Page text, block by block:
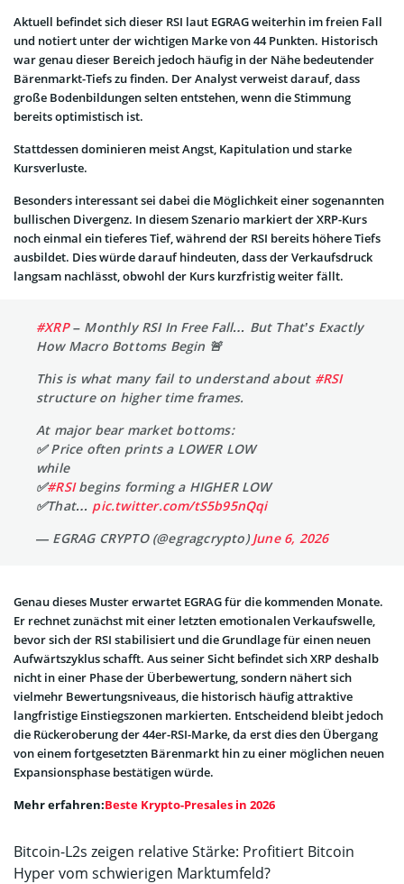
Aktuell befindet sich dieser RSI laut EGRAG weiterhin im freien Fall
und notiert unter der wichtigen Marke von 44 Punkten. Historisch
war genau dieser Bereich jedoch häufig in der Nähe bedeutender
Bärenmarkt-Tiefs zu finden. Der Analyst verweist darauf, dass
große Bodenbildungen selten entstehen, wenn die Stimmung
bereits optimistisch ist.
Stattdessen dominieren meist Angst, Kapitulation und starke
Kursverluste.
Besonders interessant sei dabei die Möglichkeit einer sogenannten
bullischen Divergenz. In diesem Szenario markiert der XRP-Kurs
noch einmal ein tieferes Tief, während der RSI bereits höhere Tiefs
ausbildet. Dies würde darauf hindeuten, dass der Verkaufsdruck
langsam nachlässt, obwohl der Kurs kurzfristig weiter fällt.
#XRP– Monthly RSI In Free Fall… But That’s Exactly
How Macro Bottoms Begin 🚨
This is what many fail to understand about #RSI
structure on higher time frames.
At major bear market bottoms:
✅ Price often prints a LOWER LOW
while
✅#RSIbegins forming a HIGHER LOW
✅That… pic.twitter.com/tS5b95nQqi
— EGRAG CRYPTO (@egragcrypto)June 6, 2026
Genau dieses Muster erwartet EGRAG für die kommenden Monate.
Er rechnet zunächst mit einer letzten emotionalen Verkaufswelle,
bevor sich der RSI stabilisiert und die Grundlage für einen neuen
Aufwärtszyklus schafft. Aus seiner Sicht befindet sich XRP deshalb
nicht in einer Phase der Überbewertung, sondern nähert sich
vielmehr Bewertungsniveaus, die historisch häufig attraktive
langfristige Einstiegszonen markierten. Entscheidend bleibt jedoch
die Rückeroberung der 44er-RSI-Marke, da erst dies den Übergang
von einem fortgesetzten Bärenmarkt hin zu einer möglichen neuen
Expansionsphase bestätigen würde.
Mehr erfahren:Beste Krypto-Presales in 2026
Bitcoin-L2s zeigen relative Stärke: Profitiert Bitcoin
Hyper vom schwierigen Marktumfeld?